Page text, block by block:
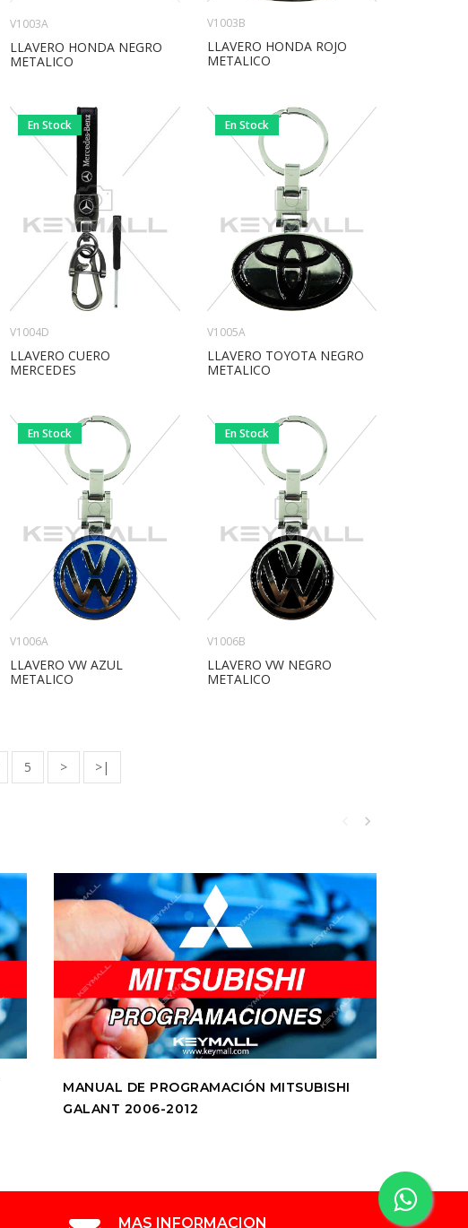
V1003A
LLAVERO HONDA NEGRO
METALICO
V1003B
LLAVERO HONDA ROJO
METALICO
En Stock
V1004D
LLAVERO CUERO
MERCEDES
En Stock
V1005A
LLAVERO TOYOTA NEGRO
METALICO
En Stock
V1006A
LLAVERO VW AZUL
METALICO
En Stock
V1006B
LLAVERO VW NEGRO
METALICO
5 > >|
MANUAL DE PROGRAMACIÓN MITSUBISHI
GALANT 2006-2012
MAS INFORMACION